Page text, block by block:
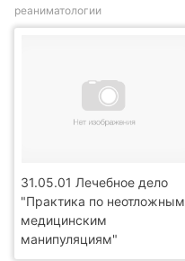
реаниматологии
31.05.01 Лечебное дело
"Практика по неотложным
медицинским
манипуляциям"